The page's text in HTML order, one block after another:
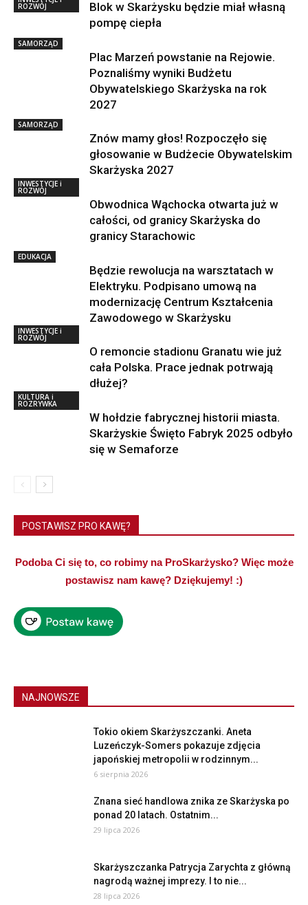
ROZWÓJ
Blok w Skarżysku będzie miał własną
pompę ciepła
SAMORZĄD
Plac Marzeń powstanie na Rejowie.
Poznaliśmy wyniki Budżetu
Obywatelskiego Skarżyska na rok
2027
SAMORZĄD
Znów mamy głos! Rozpoczęło się
głosowanie w Budżecie Obywatelskim
Skarżyska 2027
INWESTYCJE i
ROZWÓJ
Obwodnica Wąchocka otwarta już w
całości, od granicy Skarżyska do
granicy Starachowic
EDUKACJA
Będzie rewolucja na warsztatach w
Elektryku. Podpisano umową na
modernizację Centrum Kształcenia
Zawodowego w Skarżysku
INWESTYCJE i
ROZWÓJ
O remoncie stadionu Granatu wie już
cała Polska. Prace jednak potrwają
dłużej?
KULTURA i
ROZRYWKA
W hołdzie fabrycznej historii miasta.
Skarżyskie Święto Fabryk 2025 odbyło
się w Semaforze
POSTAWISZ PRO KAWĘ?
Podoba Ci się to, co robimy na ProSkarżysko? Więc może
postawisz nam kawę? Dziękujemy! :)
NAJNOWSZE
Tokio okiem Skarżyszczanki. Aneta
Luzeńczyk-Somers pokazuje zdjęcia
japońskiej metropolii w rodzinnym...
6 sierpnia 2026
Znana sieć handlowa znika ze Skarżyska po
ponad 20 latach. Ostatnim...
29 lipca 2026
Skarżyszczanka Patrycja Zarychta z główną
nagrodą ważnej imprezy. I to nie...
28 lipca 2026